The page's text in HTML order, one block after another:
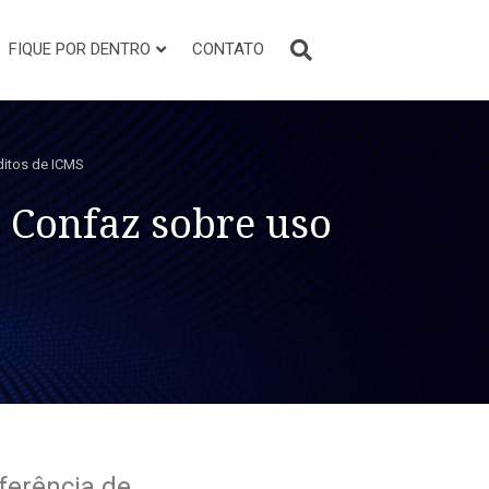
FIQUE POR DENTRO CONTATO
de ICMS
sobre uso